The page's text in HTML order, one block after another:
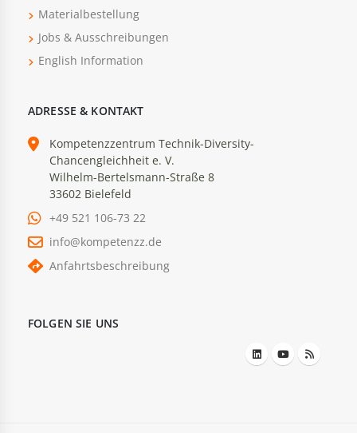
Materialbestellung
Jobs & Ausschreibungen
English Information
ADRESSE & KONTAKT
Kompetenzzentrum Technik-Diversity-
Chancengleichheit e. V.
Wilhelm-Bertelsmann-Straße 8
33602 Bielefeld
+49 521 106-73 22
info@kompetenzz.de
Anfahrtsbeschreibung
FOLGEN SIE UNS